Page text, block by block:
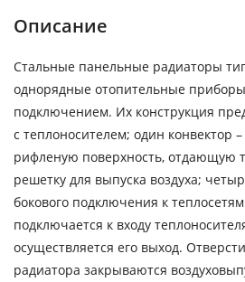
Описание
Стальные панельные радиаторы
однорядные отопительные
подключением. Их конструкция
с теплоносителем; один конвектор
рифленую поверхность, отдающую
решетку для выпуска воздуха;
бокового подключения к
подключается к входу
осуществляется его выход.
радиатора закрываются